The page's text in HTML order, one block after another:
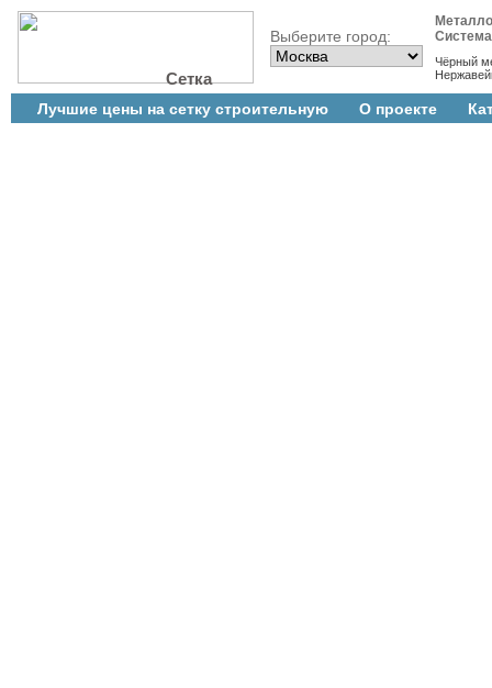
Сетка
Выберите город:
Чёрный
Лучшие цены на сетку строительную О проекте